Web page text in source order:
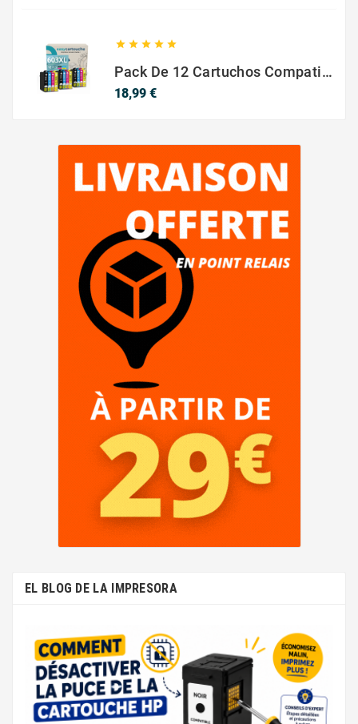
    
Pack De 12 Cartuchos Compatibles EPSON 603XL
18,99 €Precio
EL BLOG DE LA IMPRESORA